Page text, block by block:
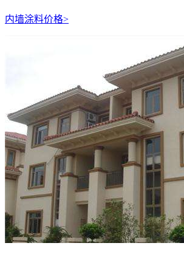
内墙涂料价格>